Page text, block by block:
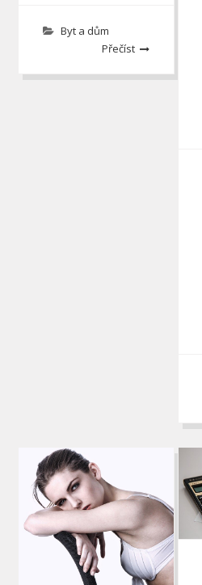
Byt a dům
Přečíst